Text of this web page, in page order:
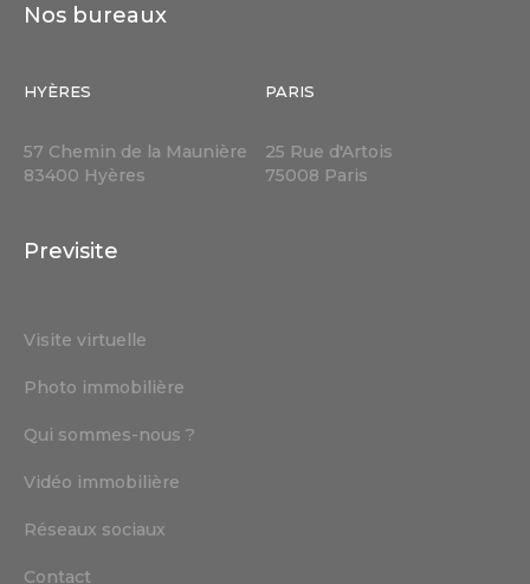
Nos bureaux
HYÈRES
57 Chemin de la Maunière
83400 Hyères
PARIS
25 Rue d'Artois
75008 Paris
Previsite
Visite virtuelle
Photo immobilière
Qui sommes-nous ?
Vidéo immobilière
Réseaux sociaux
Contact